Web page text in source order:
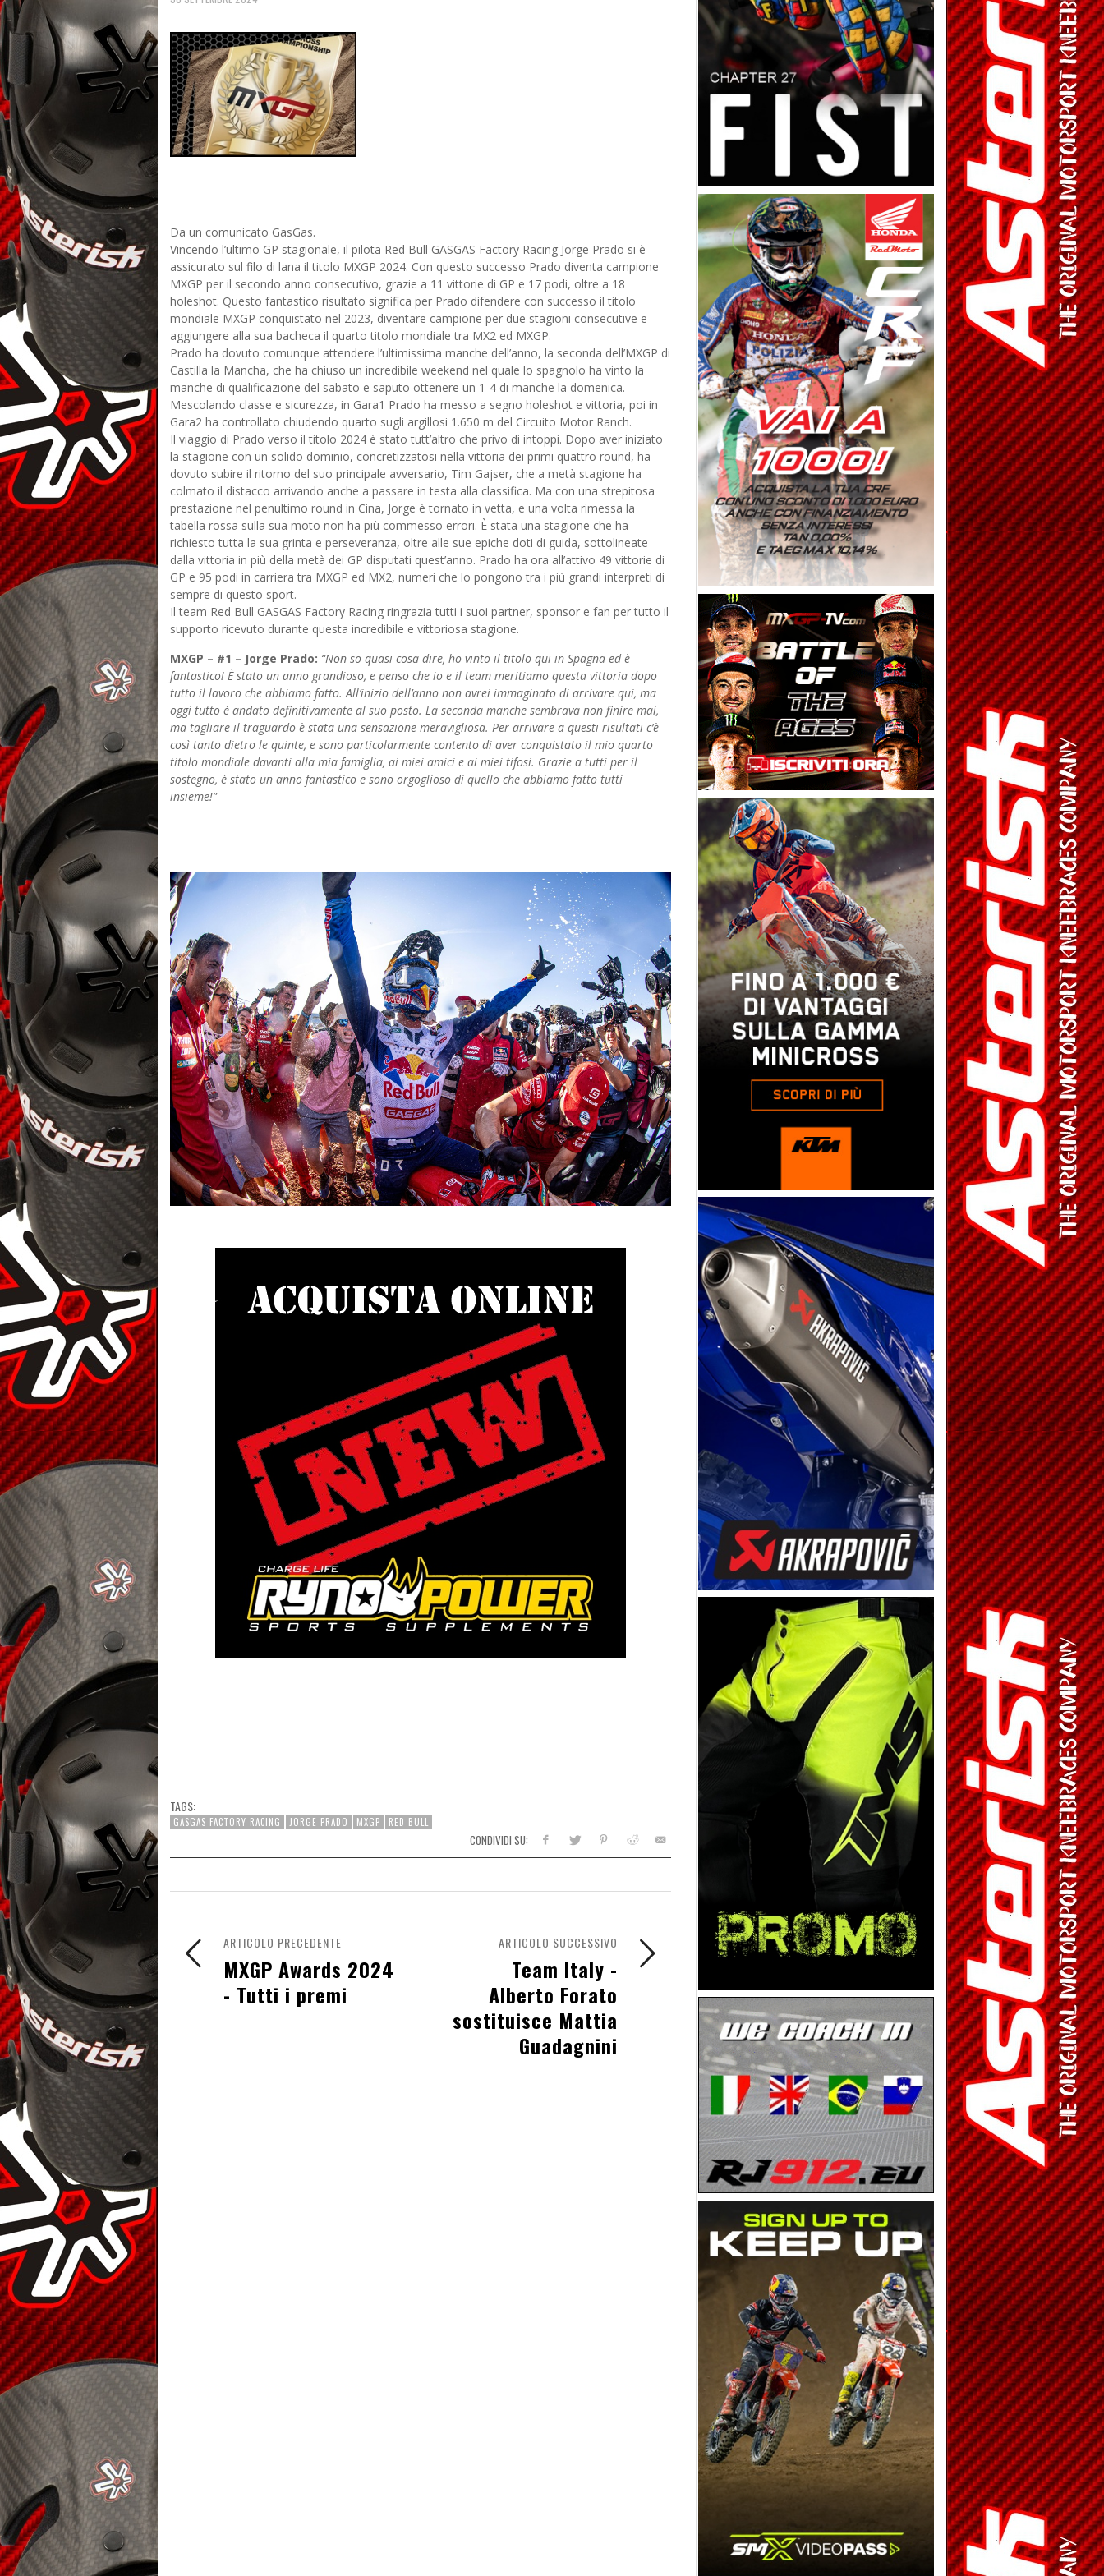
Da un comunicato GasGas.
Vincendo l’ultimo GP stagionale, il pilota Red Bull GASGAS Factory Racing Jorge Prado si è
assicurato sul filo di lana il titolo MXGP 2024. Con questo successo Prado diventa campione
MXGP per il secondo anno consecutivo, grazie a 11 vittorie di GP e 17 podi, oltre a 18
holeshot. Questo fantastico risultato significa per Prado difendere con successo il titolo
mondiale MXGP conquistato nel 2023, diventare campione per due stagioni consecutive e
aggiungere alla sua bacheca il quarto titolo mondiale tra MX2 ed MXGP.
Prado ha dovuto comunque attendere l’ultimissima manche dell’anno, la seconda dell’MXGP di
Castilla la Mancha, che ha chiuso un incredibile weekend nel quale lo spagnolo ha vinto la
manche di qualificazione del sabato e saputo ottenere un 1-4 di manche la domenica.
Mescolando classe e sicurezza, in Gara1 Prado ha messo a segno holeshot e vittoria, poi in
Gara2 ha controllato chiudendo quarto sugli argillosi 1.650 m del Circuito Motor Ranch.
Il viaggio di Prado verso il titolo 2024 è stato tutt’altro che privo di intoppi. Dopo aver iniziato
la stagione con un solido dominio, concretizzatosi nella vittoria dei primi quattro round, ha
dovuto subire il ritorno del suo principale avversario, Tim Gajser, che a metà stagione ha
colmato il distacco arrivando anche a passare in testa alla classifica. Ma con una strepitosa
prestazione nel penultimo round in Cina, Jorge è tornato in vetta, e una volta rimessa la
tabella rossa sulla sua moto non ha più commesso errori. È stata una stagione che ha
richiesto tutta la sua grinta e perseveranza, oltre alle sue epiche doti di guida, sottolineate
dalla vittoria in più della metà dei GP disputati quest’anno. Prado ha ora all’attivo 49 vittorie di
GP e 95 podi in carriera tra MXGP ed MX2, numeri che lo pongono tra i più grandi interpreti di
sempre di questo sport.
Il team Red Bull GASGAS Factory Racing ringrazia tutti i suoi partner, sponsor e fan per tutto il
supporto ricevuto durante questa incredibile e vittoriosa stagione.
MXGP – #1 – Jorge Prado: “Non so quasi cosa dire, ho vinto il titolo qui in Spagna ed è
fantastico! È stato un anno grandioso, e penso che io e il team meritiamo questa vittoria dopo
tutto il lavoro che abbiamo fatto. All’inizio dell’anno non avrei immaginato di arrivare qui, ma
oggi tutto è andato definitivamente al suo posto. La seconda manche sembrava non finire mai,
ma tagliare il traguardo è stata una sensazione meravigliosa. Per arrivare a questi risultati c’è
così tanto dietro le quinte, e sono particolarmente contento di aver conquistato il mio quarto
titolo mondiale davanti alla mia famiglia, ai miei amici e ai miei tifosi. Grazie a tutti per il
sostegno, è stato un anno fantastico e sono orgoglioso di quello che abbiamo fatto tutti
insieme!”
TAGS:
GASGAS FACTORY RACING JORGE PRADO MXGP RED BULL
CONDIVIDI SU:
ARTICOLO SUCCESSIVO
Team Italy -
Alberto Forato
sostituisce Mattia
Guadagnini
ARTICOLO PRECEDENTE
MXGP Awards 2024
- Tutti i premi